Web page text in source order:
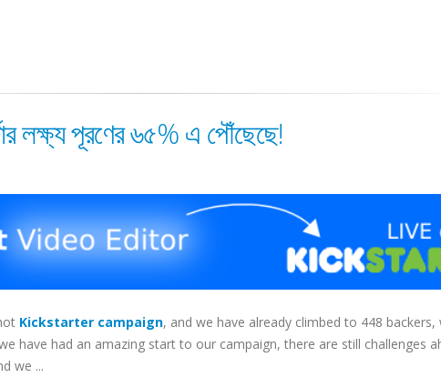
লক্ষ্য পূরণের ৬৫% এ পৌঁছেছে!
Kickstarter campaign, and we have already climbed to 448 backers,
have had an amazing start to our campaign, there are still challenges
we ...